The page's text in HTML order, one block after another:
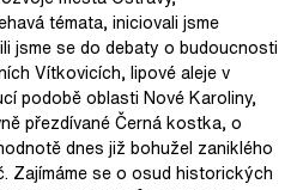
témata, iniciovali jsme
jsme se do debaty o budoucnosti
Vítkovicích, lipové aleje v
podobě oblasti Nové Karoliny,
přezdívané Černá kostka, o
dnes již bohužel zaniklého
Zajímáme se o osud historických